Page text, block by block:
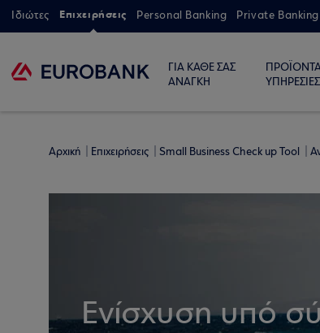
Ιδιώτες Επιχειρήσεις Personal Banking Private Banking
ΓΙΑ ΚΑΘΕ ΣΑΣ
ΑΝΑΓΚΗ
ΥΠΗΡΕΣΙΕΣ
Αρχική Επιχειρήσεις Small Business Check up Tool
Ενίσχυση υπό